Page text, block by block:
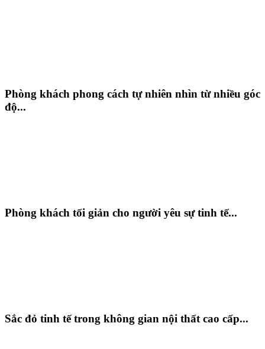
Phòng khách phong cách tự nhiên nhìn từ nhiều góc
độ...
Phòng khách tối giản cho người yêu sự tinh tế...
Sắc đỏ tinh tế trong không gian nội thất cao cấp...